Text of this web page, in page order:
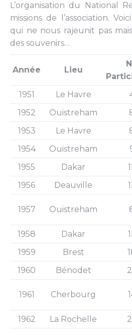
L’organisation du National
missions de l’association.
qui ne nous rajeunit pas
des souvenirs…
Année Lieu
1951 Le Havre
1952
Ouistreham
1953
Le Havre
1954
Ouistreham
1955
Dakar
1956
Deauville
1957 Ouistreham
1958 Dakar
1959
Brest
1960
Bénodet
1961 Cherbourg
1962 La Rochelle